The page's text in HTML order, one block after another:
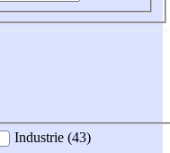
Industrie (43)